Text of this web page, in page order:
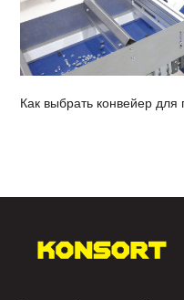
Как выбрать конвейер для